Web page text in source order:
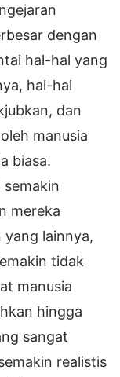
dengan
hal-hal yang
hal-hal
dan
manusia
biasa.
semakin
mereka
yang lainnya,
tidak
manusia
hingga
sangat
realistis